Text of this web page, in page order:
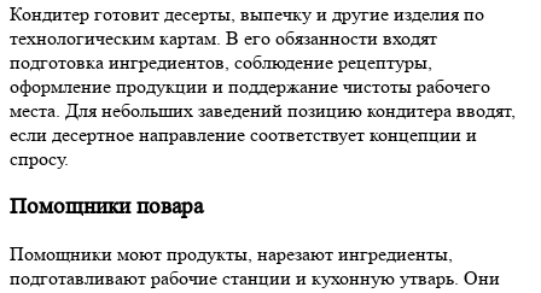
Кондитер готовит десерты, выпечку и другие изделия по
технологическим картам. В его обязанности входят
подготовка ингредиентов, соблюдение рецептуры,
оформление продукции и поддержание чистоты рабочего
места. Для небольших заведений позицию кондитера вводят,
если десертное направление соответствует концепции и
спросу.
Помощники повара
Помощники моют продукты, нарезают ингредиенты,
подготавливают рабочие станции и кухонную утварь. Они